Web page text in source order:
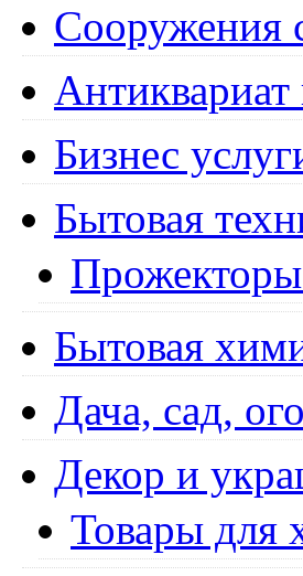
Cооружения
Бизнес
Бытовая
Бытовая
Дача, сад,
Декор и
Товары для